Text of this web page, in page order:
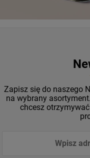
Zapisz się do naszego
na wybrany
chcesz